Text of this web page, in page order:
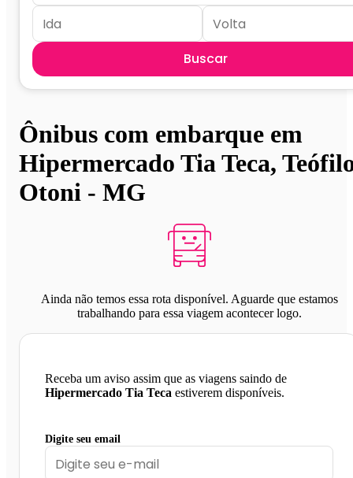
Buscar
Ônibus com embarque em
Hipermercado Tia Teca,
Otoni - MG
Ainda não temos essa rota disponível. Aguarde que estamos
trabalhando para essa viagem acontecer logo.
Receba um aviso assim que as viagens saindo de
Hipermercado Tia Teca estiverem disponíveis.
Digite seu email